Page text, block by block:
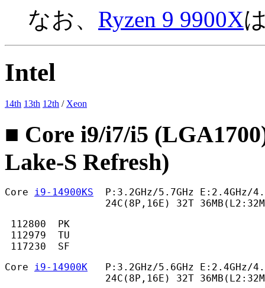
なお、 Ryzen 9 9900X
Intel
14th 13th 12th / Xeon
■ Core i9/i7/i5
Lake-S Refresh)
Core i9-14900KS
P:3.2GHz/5.7GHz E:2.4GHz/
24C(8P,16E) 32T
112800  PK
112979  TU
117230  SF
Core i9-14900K
P:3.2GHz/5.6GHz E:2.4GHz/
24C(8P,16E) 32T